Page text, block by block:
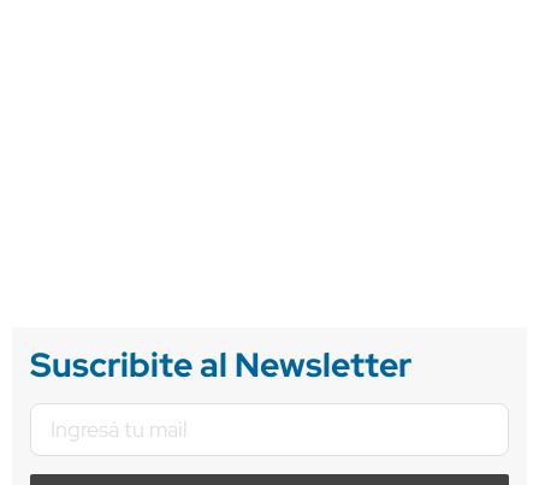
Suscribite al Newsletter